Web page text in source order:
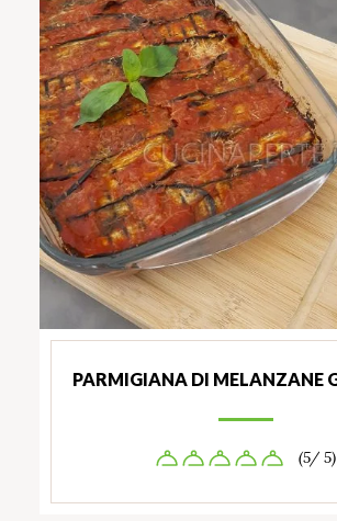
PARMIGIANA DI MELANZANE
(5/ 5)